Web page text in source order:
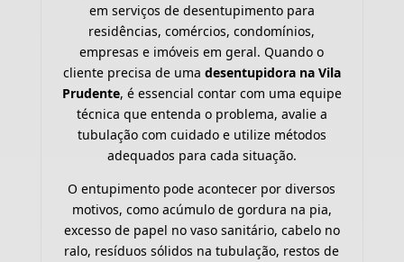
em serviços de desentupimento para
residências, comércios, condomínios,
empresas e imóveis em geral. Quando o
cliente precisa de uma desentupidora na Vila
Prudente, é essencial contar com uma equipe
técnica que entenda o problema, avalie a
tubulação com cuidado e utilize métodos
adequados para cada situação.
O entupimento pode acontecer por diversos
motivos, como acúmulo de gordura na pia,
excesso de papel no vaso sanitário, cabelo no
ralo, resíduos sólidos na tubulação, restos de